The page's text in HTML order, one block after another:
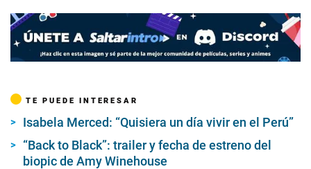
TE PUEDE INTERESAR
Isabela Merced: “Quisiera un día vivir en el Perú”
“Back to Black”: trailer y fecha de estreno del
biopic de Amy Winehouse